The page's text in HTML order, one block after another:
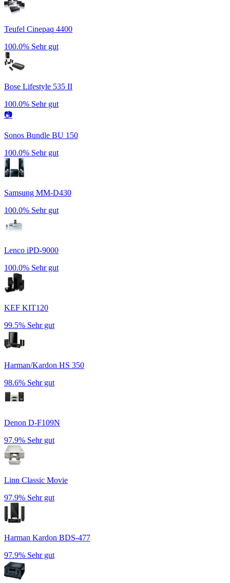
Teufel Cinepaq 4400
100.0% Sehr gut
Bose Lifestyle 535 II
100.0% Sehr gut
📷
Sonos Bundle BU 150
100.0% Sehr gut
Samsung MM-D430
100.0% Sehr gut
Lenco iPD-9000
100.0% Sehr gut
KEF KIT120
99.5% Sehr gut
Harman/Kardon HS 350
98.6% Sehr gut
Denon D-F109N
97.9% Sehr gut
Linn Classic Movie
97.9% Sehr gut
Harman Kardon BDS-477
97.9% Sehr gut